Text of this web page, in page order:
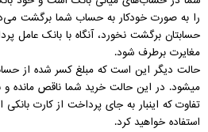
حسابتان برگشت نخورد، آنگاه با بانک عامل
مغایرت برطرف شود.
حالت دیگر این است که مبلغ کسر شده از
میشود. در این حالت خرید شما ناقص مانده و
تفاوت که اینبار به جای پرداخت از کارت بانکی
استفاده خواهید کرد.